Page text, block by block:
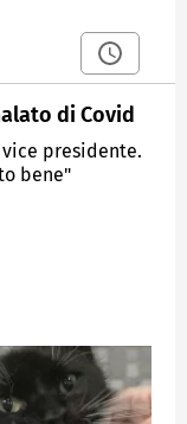
di Covid
presidente.
bene"